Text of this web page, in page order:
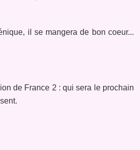
il se mangera de bon coeur...
de France 2 : qui sera le prochain